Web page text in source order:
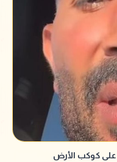
على كوكب الأرض